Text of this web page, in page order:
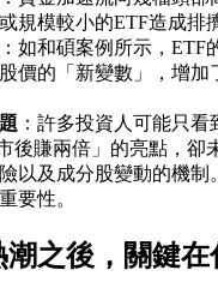
規模較小的ETF造成排
：如和碩案例所示，ETF
價的「新變數」，增加
：許多投資人可能只看
後賺兩倍」的亮點，卻
以及成分股變動的機制
要性。
之後，關鍵在